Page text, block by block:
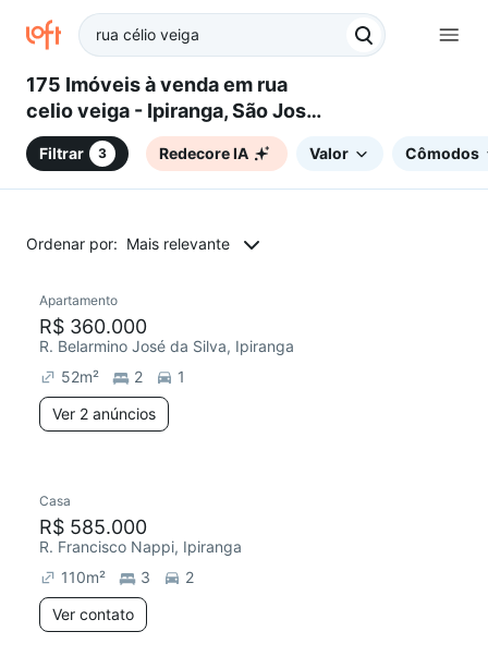
175 Imóveis à venda em rua
celio veiga - Ipiranga, São José,
SC
Filtrar 3 Redecore IA Valor Cômodos
Ordenar por: Mais relevante
Redecorar
Apartamento
R$ 360.000
R. Belarmino José da Silva, Ipiranga
52m² 2
1
Ver 2 anúncios
Casa
R$ 585.000
R. Francisco Nappi, Ipiranga
110m² 3
2
Ver contato